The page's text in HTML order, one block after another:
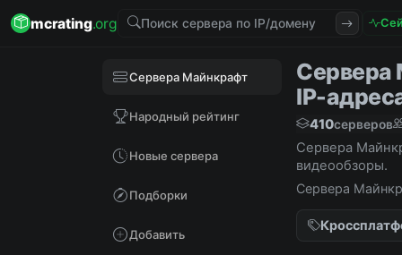
mcrating.org
Сервера Майнкрафт
Народный рейтинг
Новые сервера
Подборки
Добавить
Сервера
IP-
410серверов
Сервера
видеообзоры.
Сервера